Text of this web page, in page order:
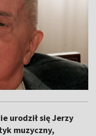
urodził się Jerzy
muzyczny,